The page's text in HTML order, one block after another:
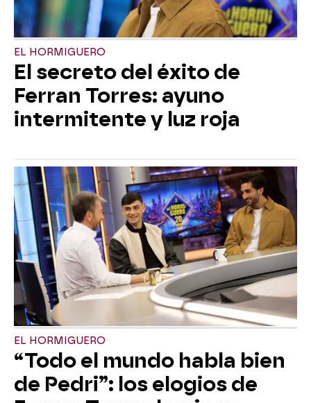
EL HORMIGUERO
El secreto del éxito de
Ferran Torres: ayuno
intermitente y luz roja
EL HORMIGUERO
“Todo el mundo habla bien
de Pedri”: los elogios de